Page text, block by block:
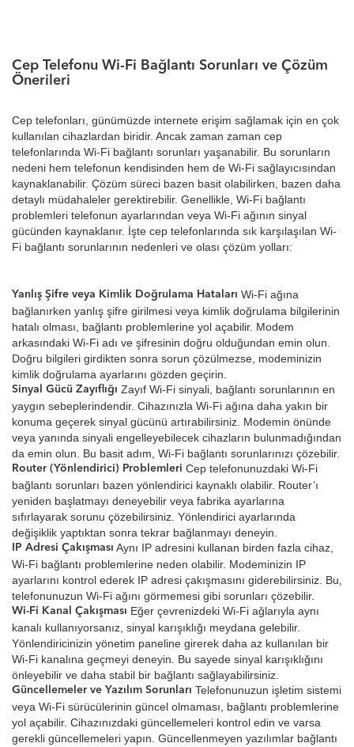
Cep Telefonu Wi-Fi Bağlantı Sorunları ve Çözüm
Önerileri
Cep telefonları, günümüzde internete erişim sağlamak için en çok
kullanılan cihazlardan biridir. Ancak zaman zaman cep
telefonlarında Wi-Fi bağlantı sorunları yaşanabilir. Bu sorunların
nedeni hem telefonun kendisinden hem de Wi-Fi sağlayıcısından
kaynaklanabilir. Çözüm süreci bazen basit olabilirken, bazen daha
detaylı müdahaleler gerektirebilir. Genellikle, Wi-Fi bağlantı
problemleri telefonun ayarlarından veya Wi-Fi ağının sinyal
gücünden kaynaklanır. İşte cep telefonlarında sık karşılaşılan Wi-
Fi bağlantı sorunlarının nedenleri ve olası çözüm yolları:
Yanlış Şifre veya Kimlik Doğrulama Hataları Wi-Fi ağına
bağlanırken yanlış şifre girilmesi veya kimlik doğrulama bilgilerinin
hatalı olması, bağlantı problemlerine yol açabilir. Modem
arkasındaki Wi-Fi adı ve şifresinin doğru olduğundan emin olun.
Doğru bilgileri girdikten sonra sorun çözülmezse, modeminizin
kimlik doğrulama ayarlarını gözden geçirin.
Sinyal Gücü Zayıflığı Zayıf Wi-Fi sinyali, bağlantı sorunlarının en
yaygın sebeplerindendir. Cihazınızla Wi-Fi ağına daha yakın bir
konuma geçerek sinyal gücünü artırabilirsiniz. Modemin önünde
veya yanında sinyali engelleyebilecek cihazların bulunmadığından
da emin olun. Bu basit adım, Wi-Fi bağlantı sorunlarınızı çözebilir.
Router (Yönlendirici) Problemleri Cep telefonunuzdaki Wi-Fi
bağlantı sorunları bazen yönlendirici kaynaklı olabilir. Router’ı
yeniden başlatmayı deneyebilir veya fabrika ayarlarına
sıfırlayarak sorunu çözebilirsiniz. Yönlendirici ayarlarında
değişiklik yaptıktan sonra tekrar bağlanmayı deneyin.
IP Adresi Çakışması Aynı IP adresini kullanan birden fazla cihaz,
Wi-Fi bağlantı problemlerine neden olabilir. Modeminizin IP
ayarlarını kontrol ederek IP adresi çakışmasını giderebilirsiniz. Bu,
telefonunuzun Wi-Fi ağını görmemesi gibi sorunları çözebilir.
Wi-Fi Kanal Çakışması Eğer çevrenizdeki Wi-Fi ağlarıyla aynı
kanalı kullanıyorsanız, sinyal karışıklığı meydana gelebilir.
Yönlendiricinizin yönetim paneline girerek daha az kullanılan bir
Wi-Fi kanalına geçmeyi deneyin. Bu sayede sinyal karışıklığını
önleyebilir ve daha stabil bir bağlantı sağlayabilirsiniz.
Güncellemeler ve Yazılım Sorunları Telefonunuzun işletim sistemi
veya Wi-Fi sürücülerinin güncel olmaması, bağlantı problemlerine
yol açabilir. Cihazınızdaki güncellemeleri kontrol edin ve varsa
gerekli güncellemeleri yapın. Güncellenmeyen yazılımlar bağlantı